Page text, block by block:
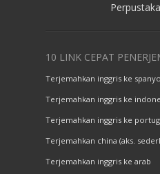
10 LINK CEPAT
Terjemahkan inggris ke
Terjemahkan inggris ke
Terjemahkan inggris ke
Terjemahkan china (aks.
Terjemahkan inggris ke arab